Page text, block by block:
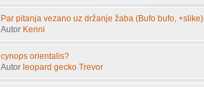
Par pitanja vezano uz držanje žaba (Bufo bufo, +slike)
Autor Kenni
cynops orientalis?
Autorleopard gecko Trevor